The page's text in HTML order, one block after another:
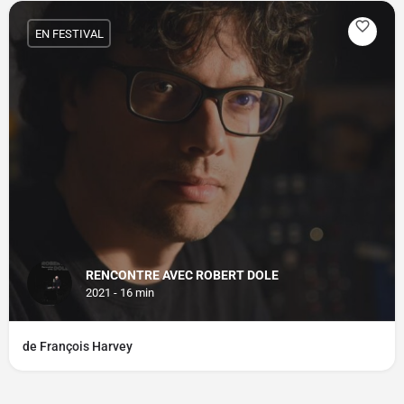
RENCONTRE AVEC ROBERT DOLE
2021 - 16 min
EN FESTIVAL
de François Harvey